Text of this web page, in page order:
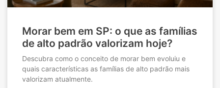
Morar bem em SP: o que as famílias
de alto padrão valorizam hoje?
Descubra como o conceito de morar bem evoluiu e
quais características as famílias de alto padrão mais
valorizam atualmente.